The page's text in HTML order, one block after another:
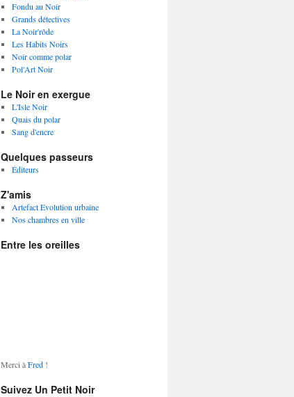
Fondu au Noir
Grands détectives
La Noir'rôde
Les Habits Noirs
Noir comme polar
Pol'Art Noir
Le Noir en exergue
L'Isle Noir
Quais du polar
Sang d'encre
Quelques passeurs
Éditeurs
Z'amis
Artefact Evolution urbaine
Nos chambres en ville
Entre les oreilles
Merci àFred !
Suivez Un Petit Noir